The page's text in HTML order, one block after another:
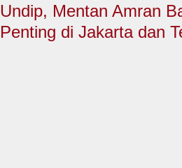
Undip, Mentan Amran
Penting di Jakarta dan